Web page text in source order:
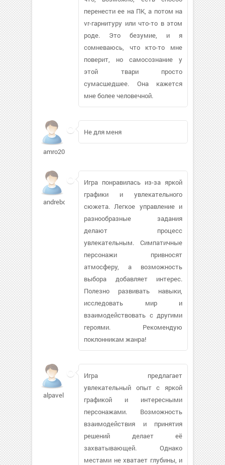
перенести ее на ПК, а потом на
vr-гарнитуру или что-то в этом
роде. Это безумие, и я
сомневаюсь, что кто-то мне
поверит, но самосознание у
этой твари просто
сумасшедшее. Она кажется
мне более человечной.
amro2007
Не для меня
andreboy
Игра понравилась из-за яркой
графики и увлекательного
сюжета. Легкое управление и
разнообразные задания
делают процесс
увлекательным. Симпатичные
персонажи привносят
атмосферу, а возможность
выбора добавляет интерес.
Полезно развивать навыки,
исследовать мир и
взаимодействовать с другими
героями. Рекомендую
поклонникам жанра!
alpavel
Игра предлагает
увлекательный опыт с яркой
графикой и интересными
персонажами. Возможность
взаимодействия и принятия
решений делает её
захватывающей. Однако
местами не хватает глубины, и